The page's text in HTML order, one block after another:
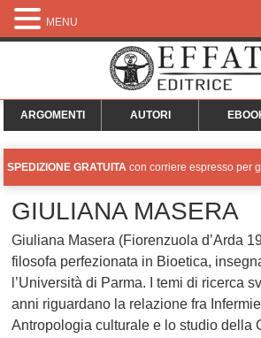
ARGOMENTI AUTORI
SPEDIZIONE GRATUITA con corriere espresso per
GIULIANA MASERA
Giuliana Masera (Fiorenzuola d’Arda
filosofa perfezionata in Bioetica,
l’Università di Parma. I temi di ricerca
anni riguardano la relazione fra
Antropologia culturale e lo studio della
MENU